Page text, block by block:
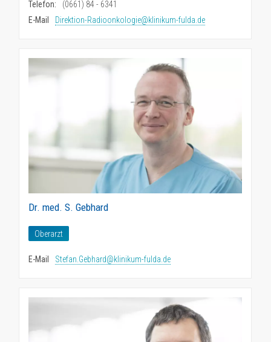
Telefon:
(0661) 84 - 6341
E-Mail
Direktion-Radioonkologie@klinikum-fulda.de
Dr. med. S. Gebhard
Oberarzt
E-Mail Stefan.Gebhard@klinikum-fulda.de